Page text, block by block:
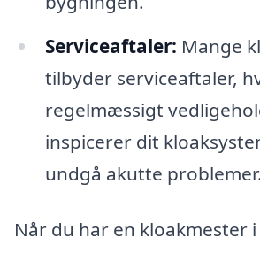
Serviceaftaler: Mange
tilbyder serviceaftaler,
regelmæssigt
inspicerer dit
undgå akutte problemer.
Når du har en kloakmester